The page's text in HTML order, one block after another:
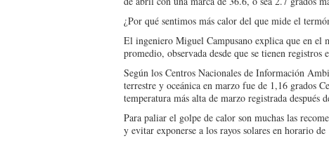
¿Por qué sentimos más calor del que mide el
El ingeniero Miguel Campusano explica que en el
promedio, observada desde que se tienen registros
Según los Centros Nacionales de Información
terrestre y oceánica en marzo fue de 1,16 grados
temperatura más alta de marzo registrada después
Para paliar el golpe de calor son muchas las
y evitar exponerse a los rayos solares en horario